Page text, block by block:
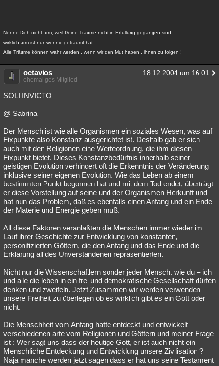
Nenne Dich nicht arm, weil Deine Träume nicht in Erfüllung gegangen sind;
wirklich arm ist nur, wer nie geträumt hat.
Alle Träume können wahr werden , wenn wir den Mut haben , ihnen zu folgen !
octavios 18.12.2004 um 16:01
ehemaliges Mitglied
SOLI INVICTO
@ Sabrina
Der Mensch ist wie alle Organismen ein soziales Wesen, was auf
Fixpunkte also Konstanz ausgerichtet ist. Deshalb gab er sich
auch mit den Religionen eine Werteordnung, die ihm diesen
Fixpunkt bietet. Dieses Konstanzbedürfnis innerhalb seiner
geistigen Evolution verhindert oft die Erkenntnis der Veränderung
inklusive seiner eigenen Evolution. Wie das Leben ab einem
bestimmten Punkt begonnen hat und mit dem Tod endet, überträgt
er diese Vorstellung auf seine und der Organismen Herkunft und
hat nun das Problem, daß es ebenfalls einen Anfang und ein Ende
der Materie und Energie geben muß.
All diese Faktoren veranlaßten die Menschen immer wieder im
Lauf ihrer Geschichte zur Entwicklung von konstanten,
personifizierten Göttern, die den Anfang und das Ende und die
Erklärung all des Unverstandenen repräsentierten.
Nicht nur die Wissenschaftlern sonder jeder Mensch, wie du – ich
und alle die leben in ein frei und demokratische Gesellschaft dürfen
denken und zweifeln. Jetzt Zusammen wir werden verwenden
unsere Freiheit zu überlegen ob es wirklich gibt es ein Gott oder
nicht.
Die Menschheit vom Anfang hatte entdeckt und entwickelt
verschiedenen arte vom Religionen und Göttern und meiner Frage
ist : Wer sagt uns dass der heutige Gott, er ist auch nicht ein
Menschliche Entdeckung und Entwicklung unsere Zivilisation ?
Naja manche werden jetzt sagen dass er hat uns seine Testament